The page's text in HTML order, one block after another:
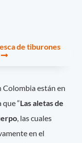
de tiburones
Colombia están en
“Las aletas de
, las cuales
en el